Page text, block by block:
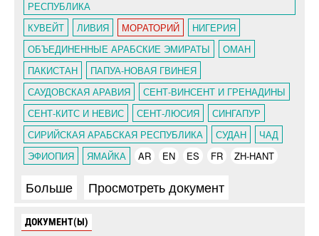
РЕСПУБЛИКА
КУВЕЙТ
ЛИВИЯ МОРАТОРИЙ
НИГЕРИЯ
ОБЪЕДИНЕННЫЕ АРАБСКИЕ ЭМИРАТЫ
ОМАН
ПАКИСТАН
ПАПУА-НОВАЯ ГВИНЕЯ
САУДОВСКАЯ АРАВИЯ
СЕНТ-ВИНСЕНТ И ГРЕНАДИНЫ
СЕНТ-КИТС И НЕВИС
СЕНТ-ЛЮСИЯ
СИНГАПУР
СИРИЙСКАЯ АРАБСКАЯ РЕСПУБЛИКА
СУДАН
ЧАД
ЭФИОПИЯ
ЯМАЙКА AR EN ES FR ZH-HANT
Больше Просмотреть документ
ДОКУМЕНТ(Ы)